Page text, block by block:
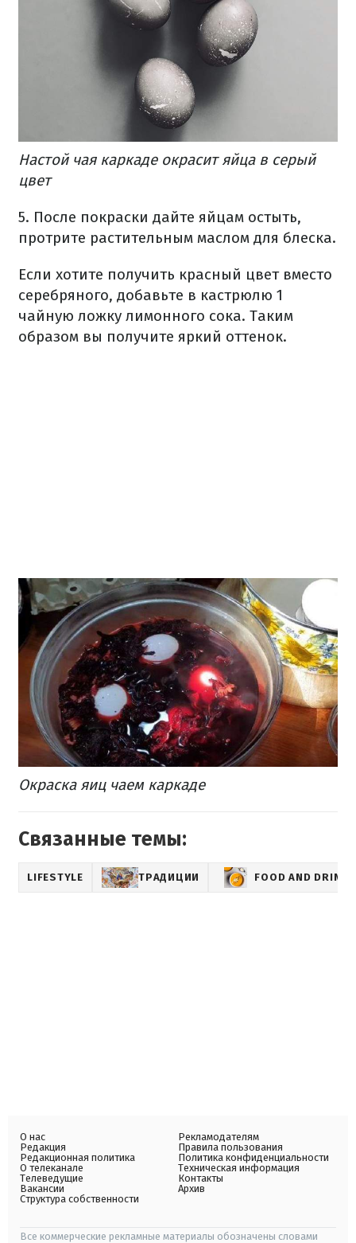
Настой чая каркаде окрасит яйца в серый
цвет
5. После покраски дайте яйцам остыть,
протрите растительным маслом для блеска.
Если хотите получить красный цвет вместо
серебряного, добавьте в кастрюлю 1
чайную ложку лимонного сока. Таким
образом вы получите яркий оттенок.
Окраска яиц чаем каркаде
Связанные темы:
LIFESTYLE ТРАДИЦИИ FOOD AND DRINKS
О нас
Редакция
Редакционная политика
О телеканале
Телеведущие
Вакансии
Структура собственности
Рекламодателям
Правила пользования
Политика конфиденциальности
Техническая информация
Контакты
Архив
Все коммерческие рекламные материалы обозначены словами